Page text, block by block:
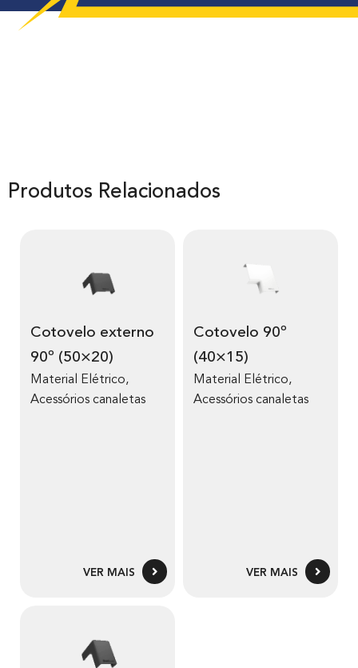
Produtos Relacionados
Cotovelo externo
90º (50×20)
Material Elétrico,
Acessórios canaletas
VER MAIS
Cotovelo 90º
(40×15)
Material Elétrico,
Acessórios canaletas
VER MAIS